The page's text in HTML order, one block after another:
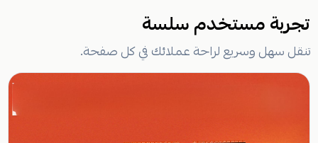
تجربة مستخدم سلسة
تنقل سهل وسريع لراحة عملائك في كل صفحة.